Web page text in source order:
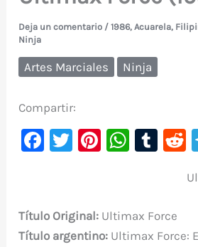
Deja un comentario /1986,Acuarela,
Ninja
Artes Marciales Ninja
Compartir:
F
e
b
T
te
r
Pi
e
st
W
s
A
T
bl
r
t
Título Original: Ultimax Force
Título argentino: Ultimax Force: